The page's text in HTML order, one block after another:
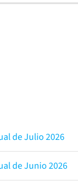
de Julio 2026
de Junio 2026